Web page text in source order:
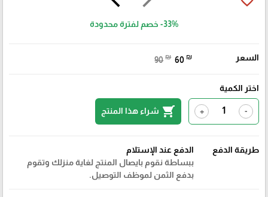
-33% خصم لفترة محدودة
السعر 90 ₪ 60 ₪
اختر الكمية
-
+
shopping_cart شراء هذا المنتج
طريقة الدفع
الدفع عند الإستلام
ببساطة نقوم بايصال المنتج لغاية منزلك وتقوم
بدفع الثمن لموظف التوصيل.